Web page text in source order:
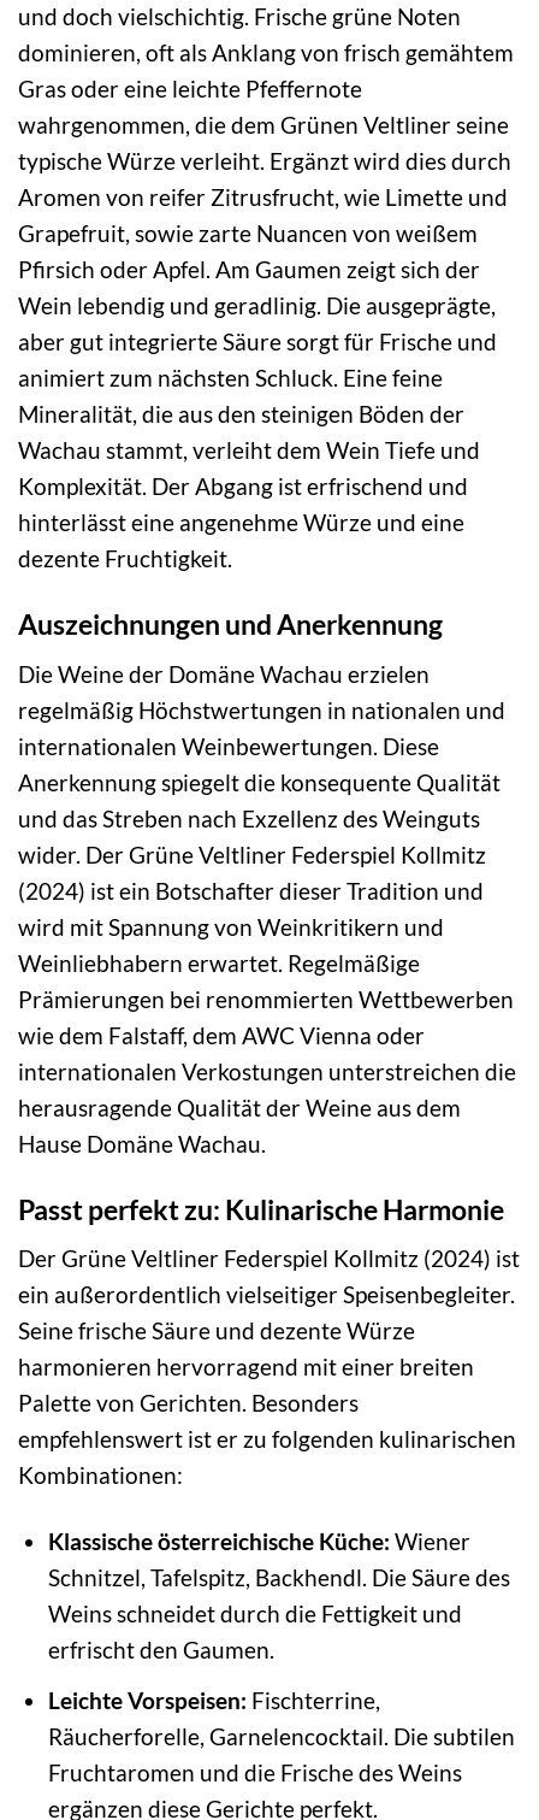
und doch vielschichtig. Frische grüne Noten
dominieren, oft als Anklang von frisch gemähtem
Gras oder eine leichte Pfeffernote
wahrgenommen, die dem Grünen Veltliner seine
typische Würze verleiht. Ergänzt wird dies durch
Aromen von reifer Zitrusfrucht, wie Limette und
Grapefruit, sowie zarte Nuancen von weißem
Pfirsich oder Apfel. Am Gaumen zeigt sich der
Wein lebendig und geradlinig. Die ausgeprägte,
aber gut integrierte Säure sorgt für Frische und
animiert zum nächsten Schluck. Eine feine
Mineralität, die aus den steinigen Böden der
Wachau stammt, verleiht dem Wein Tiefe und
Komplexität. Der Abgang ist erfrischend und
hinterlässt eine angenehme Würze und eine
dezente Fruchtigkeit.
Auszeichnungen und Anerkennung
Die Weine der Domäne Wachau erzielen
regelmäßig Höchstwertungen in nationalen und
internationalen Weinbewertungen. Diese
Anerkennung spiegelt die konsequente Qualität
und das Streben nach Exzellenz des Weinguts
wider. Der Grüne Veltliner Federspiel Kollmitz
(2024) ist ein Botschafter dieser Tradition und
wird mit Spannung von Weinkritikern und
Weinliebhabern erwartet. Regelmäßige
Prämierungen bei renommierten Wettbewerben
wie dem Falstaff, dem AWC Vienna oder
internationalen Verkostungen unterstreichen die
herausragende Qualität der Weine aus dem
Hause Domäne Wachau.
Passt perfekt zu: Kulinarische Harmonie
Der Grüne Veltliner Federspiel Kollmitz (2024) ist
ein außerordentlich vielseitiger Speisenbegleiter.
Seine frische Säure und dezente Würze
harmonieren hervorragend mit einer breiten
Palette von Gerichten. Besonders
empfehlenswert ist er zu folgenden kulinarischen
Kombinationen:
Klassische österreichische Küche: Wiener
Schnitzel, Tafelspitz, Backhendl. Die Säure des
Weins schneidet durch die Fettigkeit und
erfrischt den Gaumen.
Leichte Vorspeisen: Fischterrine,
Räucherforelle, Garnelencocktail. Die subtilen
Fruchtaromen und die Frische des Weins
ergänzen diese Gerichte perfekt.